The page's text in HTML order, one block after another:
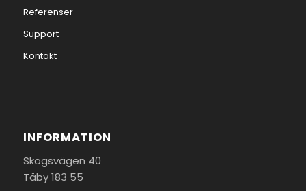
Referenser
Support
Kontakt
INFORMATION
Skogsvägen 40
Täby 183 55